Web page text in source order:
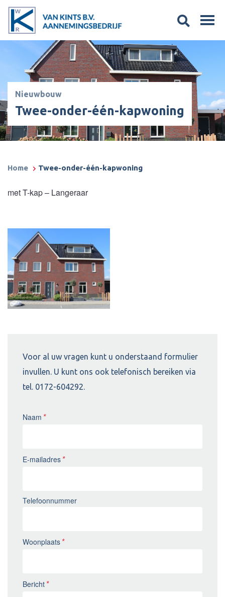
Nieuwbouw
Twee-onder-één-kapwoning
Home Twee-onder-één-kapwoning
met T-kap – Langeraar
Voor al uw vragen kunt u onderstaand formulier
invullen. U kunt ons ook telefonisch bereiken via
tel. 0172-604292.
Naam
E-mailadres
Telefoonnummer
Woonplaats
Bericht